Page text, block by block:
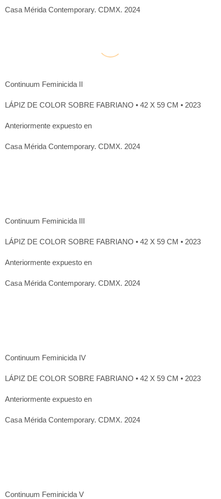
Casa Mérida Contemporary. CDMX. 2024
Continuum Feminicida II
LÁPIZ DE COLOR SOBRE FABRIANO • 42 X 59 CM • 2023
Anteriormente expuesto en
Casa Mérida Contemporary. CDMX. 2024
Continuum Feminicida III
LÁPIZ DE COLOR SOBRE FABRIANO • 42 X 59 CM • 2023
Anteriormente expuesto en
Casa Mérida Contemporary. CDMX. 2024
Continuum Feminicida IV
LÁPIZ DE COLOR SOBRE FABRIANO • 42 X 59 CM • 2023
Anteriormente expuesto en
Casa Mérida Contemporary. CDMX. 2024
Continuum Feminicida V